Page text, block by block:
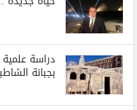
دراسة علمية
بجبانة